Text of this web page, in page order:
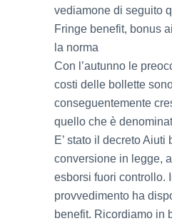
vediamone di seguito
Fringe benefit, bonus
la norma
Con l’autunno le
costi delle bollette
conseguentemente
quello che è
E’ stato il decreto
conversione in legge,
esborsi fuori controllo.
provvedimento ha
benefit. Ricordiamo in